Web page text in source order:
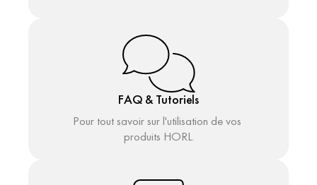
FAQ & Tutoriels
Pour tout savoir sur l'utilisation de vos
produits HORL.